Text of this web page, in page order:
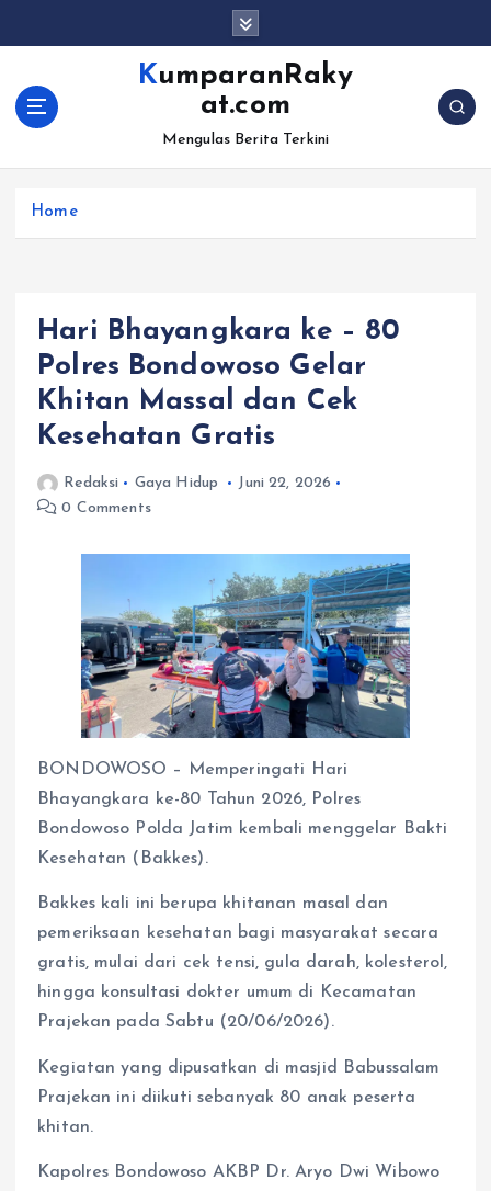
KumparanRaky
at.com
Mengulas Berita Terkini
Home
Hari Bhayangkara ke – 80
Polres Bondowoso Gelar
Khitan Massal dan Cek
Kesehatan Gratis
Redaksi Gaya Hidup
Juni 22, 2026
0 Comments
BONDOWOSO – Memperingati Hari
Bhayangkara ke-80 Tahun 2026, Polres
Bondowoso Polda Jatim kembali menggelar Bakti
Kesehatan (Bakkes).
Bakkes kali ini berupa khitanan masal dan
pemeriksaan kesehatan bagi masyarakat secara
gratis, mulai dari cek tensi, gula darah, kolesterol,
hingga konsultasi dokter umum di Kecamatan
Prajekan pada Sabtu (20/06/2026).
Kegiatan yang dipusatkan di masjid Babussalam
Prajekan ini diikuti sebanyak 80 anak peserta
khitan.
Kapolres Bondowoso AKBP Dr. Aryo Dwi Wibowo